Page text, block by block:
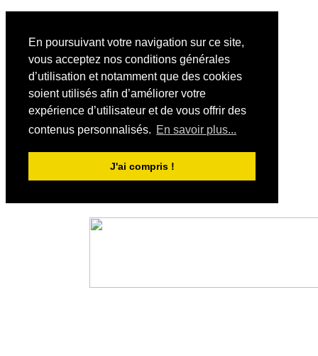
En poursuivant votre navigation sur ce site,
vous acceptez nos conditions générales
d’utilisation et notamment que des cookies
soient utilisés afin d’améliorer votre
expérience d’utilisateur et de vous offrir des
contenus personnalisés. En savoir plus...
J'ai compris !